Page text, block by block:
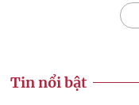
Tin nổi bật